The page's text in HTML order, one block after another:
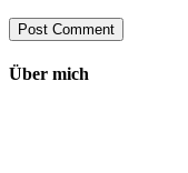
Über mich